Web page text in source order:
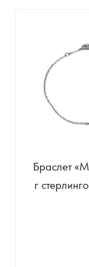
Браслет
г